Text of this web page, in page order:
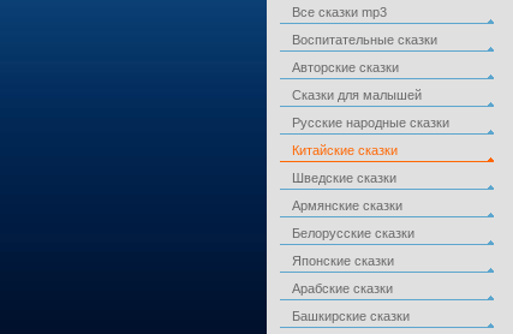
Все сказки mp3
Воспитательные сказки
Авторские сказки
Сказки для малышей
Русские народные сказки
Китайские сказки
Шведские сказки
Армянские сказки
Белорусские сказки
Японские сказки
Арабские сказки
Башкирские сказки